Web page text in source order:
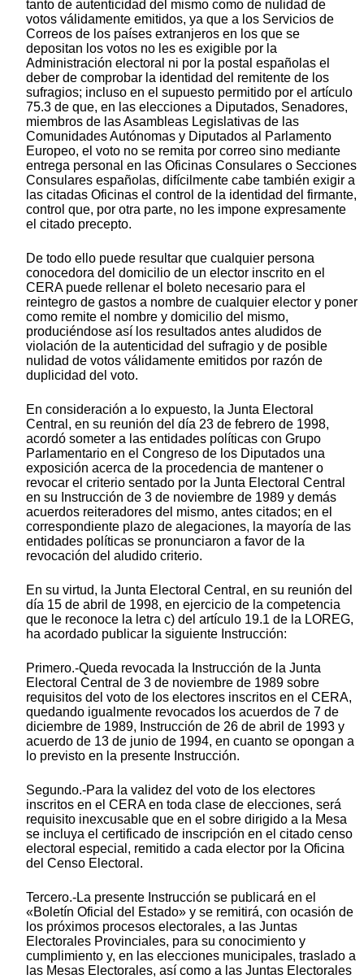
tanto de autenticidad del mismo como de nulidad de
votos válidamente emitidos, ya que a los Servicios de
Correos de los países extranjeros en los que se
depositan los votos no les es exigible por la
Administración electoral ni por la postal españolas el
deber de comprobar la identidad del remitente de los
sufragios; incluso en el supuesto permitido por el artículo
75.3 de que, en las elecciones a Diputados, Senadores,
miembros de las Asambleas Legislativas de las
Comunidades Autónomas y Diputados al Parlamento
Europeo, el voto no se remita por correo sino mediante
entrega personal en las Oficinas Consulares o Secciones
Consulares españolas, difícilmente cabe también exigir a
las citadas Oficinas el control de la identidad del firmante,
control que, por otra parte, no les impone expresamente
el citado precepto.
De todo ello puede resultar que cualquier persona
conocedora del domicilio de un elector inscrito en el
CERA puede rellenar el boleto necesario para el
reintegro de gastos a nombre de cualquier elector y poner
como remite el nombre y domicilio del mismo,
produciéndose así los resultados antes aludidos de
violación de la autenticidad del sufragio y de posible
nulidad de votos válidamente emitidos por razón de
duplicidad del voto.
En consideración a lo expuesto, la Junta Electoral
Central, en su reunión del día 23 de febrero de 1998,
acordó someter a las entidades políticas con Grupo
Parlamentario en el Congreso de los Diputados una
exposición acerca de la procedencia de mantener o
revocar el criterio sentado por la Junta Electoral Central
en su Instrucción de 3 de noviembre de 1989 y demás
acuerdos reiteradores del mismo, antes citados; en el
correspondiente plazo de alegaciones, la mayoría de las
entidades políticas se pronunciaron a favor de la
revocación del aludido criterio.
En su virtud, la Junta Electoral Central, en su reunión del
día 15 de abril de 1998, en ejercicio de la competencia
que le reconoce la letra c) del artículo 19.1 de la LOREG,
ha acordado publicar la siguiente Instrucción:
Primero.-Queda revocada la Instrucción de la Junta
Electoral Central de 3 de noviembre de 1989 sobre
requisitos del voto de los electores inscritos en el CERA,
quedando igualmente revocados los acuerdos de 7 de
diciembre de 1989, Instrucción de 26 de abril de 1993 y
acuerdo de 13 de junio de 1994, en cuanto se opongan a
lo previsto en la presente Instrucción.
Segundo.-Para la validez del voto de los electores
inscritos en el CERA en toda clase de elecciones, será
requisito inexcusable que en el sobre dirigido a la Mesa
se incluya el certificado de inscripción en el citado censo
electoral especial, remitido a cada elector por la Oficina
del Censo Electoral.
Tercero.-La presente Instrucción se publicará en el
«Boletín Oficial del Estado» y se remitirá, con ocasión de
los próximos procesos electorales, a las Juntas
Electorales Provinciales, para su conocimiento y
cumplimiento y, en las elecciones municipales, traslado a
las Mesas Electorales, así como a las Juntas Electorales